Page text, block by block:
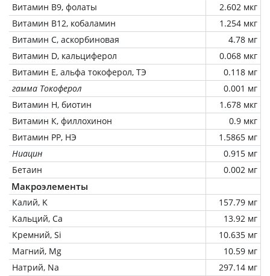
Витамин В9, фолаты
2.602 мкг
Витамин В12, кобаламин
1.254 мкг
Витамин C, аскорбиновая
4.78 мг
Витамин D, кальциферол
0.068 мкг
Витамин Е, альфа токоферол, ТЭ
0.118 мг
гамма Токоферол
0.001 мг
Витамин Н, биотин
1.678 мкг
Витамин К, филлохинон
0.9 мкг
Витамин РР, НЭ
1.5865 мг
Ниацин
0.915 мг
Бетаин
0.002 мг
Макроэлементы
Калий, K
157.79 мг
Кальций, Ca
13.92 мг
Кремний, Si
10.635 мг
Магний, Mg
10.59 мг
Натрий, Na
297.14 мг